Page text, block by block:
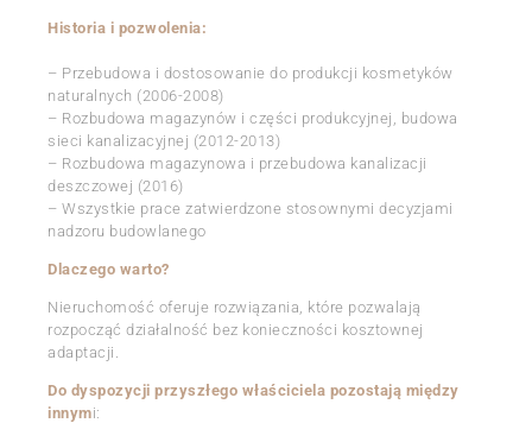
Historia i pozwolenia:
– Przebudowa i dostosowanie do produkcji kosmetyków
naturalnych (2006-2008)
– Rozbudowa magazynów i części produkcyjnej, budowa
sieci kanalizacyjnej (2012-2013)
– Rozbudowa magazynowa i przebudowa kanalizacji
deszczowej (2016)
– Wszystkie prace zatwierdzone stosownymi decyzjami
nadzoru budowlanego
Dlaczego warto?
Nieruchomość oferuje rozwiązania, które pozwalają
rozpocząć działalność bez konieczności kosztownej
adaptacji.
Do dyspozycji przyszłego właściciela pozostają między
innymi: